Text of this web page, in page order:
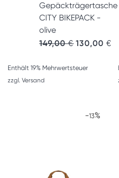
Gepäckträgertasche
CITY BIKEPACK -
olive
149,00€ 130,00 €
Enthält 19% Mehrwertsteuer
zzgl. Versand
-13%